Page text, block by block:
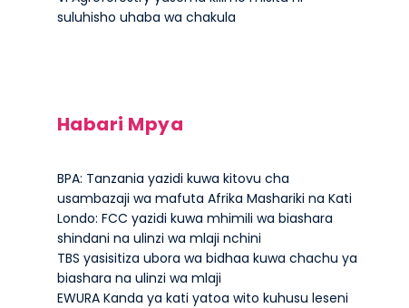
suluhisho uhaba wa chakula
Habari Mpya
BPA: Tanzania yazidi kuwa kitovu cha
usambazaji wa mafuta Afrika Mashariki na Kati
Londo: FCC yazidi kuwa mhimili wa biashara
shindani na ulinzi wa mlaji nchini
TBS yasisitiza ubora wa bidhaa kuwa chachu ya
biashara na ulinzi wa mlaji
EWURA Kanda ya kati yatoa wito kuhusu leseni